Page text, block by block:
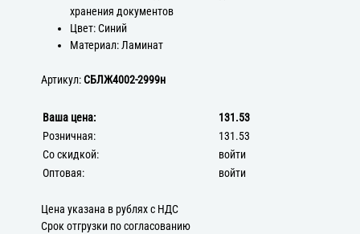
хранения документов
Цвет: Синий
Материал: Ламинат
Артикул:СБЛЖ4002-2999н
Ваша цена:
131.53
Розничная:
131.53
Со скидкой:
войти
Оптовая:
войти
Цена указана в рублях с НДС
Срок отгрузки по согласованию